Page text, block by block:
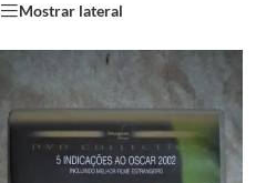
Mostrar lateral